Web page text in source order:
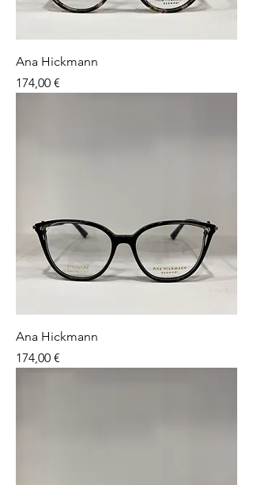
Ana Hickmann
Preço
174,00 €
Ana Hickmann
Preço
174,00 €